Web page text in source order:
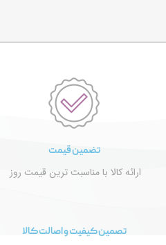
تضمین قیمت
ارائه کالا با مناسبت ترین قیمت روز
تصمین کیفیت و اصالت کالا